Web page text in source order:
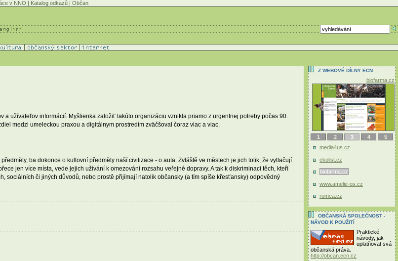
v NNO | Katalog odkazů | Občan
a užívateľov informácií. Myšlienka založiť takúto organizáciu vznikla priamo z urgentnej potreby počas 90.
medzi umeleckou praxou a digitálnym prostredím zväčšoval čoraz viac a viac.
ba dokonce o kultovní předměty naší civilizace - o auta. Zvláště ve městech je jich tolik, že vytlačují
jen více místa, vede jejich užívání k omezování rozsahu veřejné dopravy. A tak k diskriminaci těch, kteří
sociálních či jiných důvodů, nebo prostě přijímají natolik občansky (a tím spíše křesťansky) odpovědný
Z WEBOVÉ DÍLNY ECN
biofarma.cz
1 2 3 4
5
media4us.cz
ekolist.cz
biofarma.cz
www.amelie-os.cz
romea.cz
OBČANSKÁ SPOLEČNOST -
NÁVOD K POUŽITÍ
Praktické
návody, jak
uplatňovat svá
občanská práva.
http://obcan.ecn.cz